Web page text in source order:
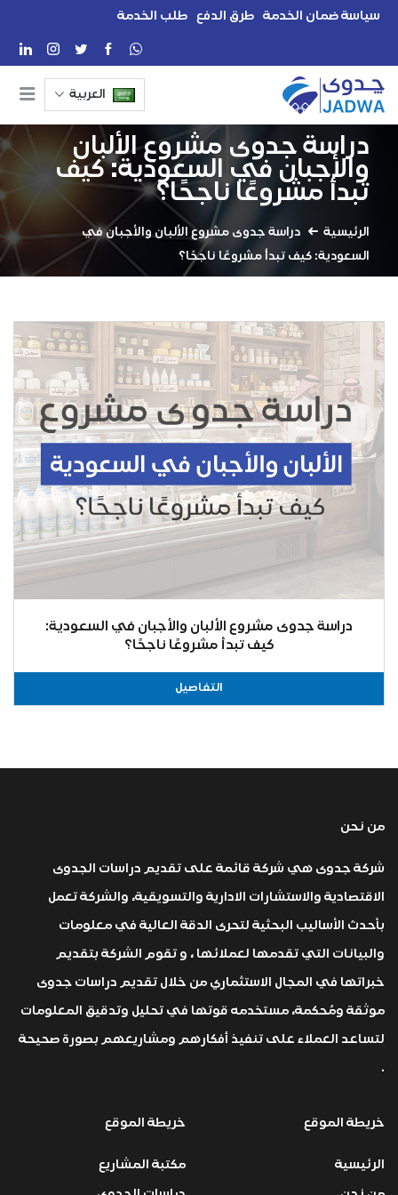
سياسة ضمان الخدمة طرق الدفع طلب الخدمة
العربية
دراسة جدوى مشروع الألبان
والأجبان في السعودية: كيف
تبدأ مشروعًا ناجحًا؟
الرئيسية
دراسة جدوى مشروع الألبان والأجبان في
السعودية: كيف تبدأ مشروعًا ناجحًا؟
دراسة جدوى مشروع الألبان والأجبان في السعودية:
كيف تبدأ مشروعًا ناجحًا؟
التفاصيل
من نحن
شركة جدوى هي شركة قائمة على تقديم دراسات الجدوى
الاقتصادية والاستشارات الادارية والتسويقية، والشركة تعمل
بأحدث الأساليب البحثية لتحرى الدقة العالية في معلومات
والبيانات التي تقدمها لعملائها ، و تقوم الشركة بتقديم
خبراتها في المجال الاستثماري من خلال تقديم دراسات جدوى
موثقة ومُحكمة، مستخدمه قوتها في تحليل وتدقيق المعلومات
لتساعد العملاء على تنفيذ أفكارهم ومشاريعهم بصورة صحيحة
.
خريطة الموقع
الرئيسية
خريطة الموقع
مكتبة المشاريع